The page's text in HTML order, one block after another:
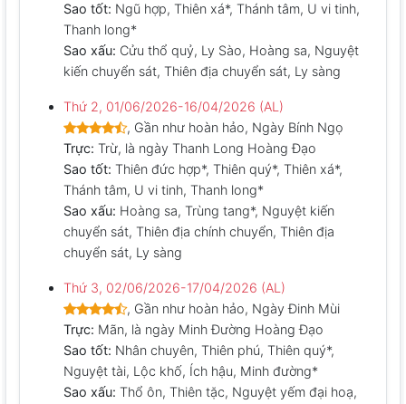
Sao tốt: Ngũ hợp, Thiên xá*, Thánh tâm, U vi tinh,
Thanh long*
Sao xấu: Cửu thổ quỷ, Ly Sào, Hoàng sa, Nguyệt
kiến chuyển sát, Thiên địa chuyển sát, Ly sàng
Thứ 2, 01/06/2026-16/04/2026 (AL)
, Gần như hoàn hảo, Ngày Bính Ngọ
Trực: Trừ, là ngày Thanh Long Hoàng Đạo
Sao tốt: Thiên đức hợp*, Thiên quý*, Thiên xá*,
Thánh tâm, U vi tinh, Thanh long*
Sao xấu: Hoàng sa, Trùng tang*, Nguyệt kiến
chuyển sát, Thiên địa chính chuyển, Thiên địa
chuyển sát, Ly sàng
Thứ 3, 02/06/2026-17/04/2026 (AL)
, Gần như hoàn hảo, Ngày Đinh Mùi
Trực: Mãn, là ngày Minh Đường Hoàng Đạo
Sao tốt: Nhân chuyên, Thiên phú, Thiên quý*,
Nguyệt tài, Lộc khố, Ích hậu, Minh đường*
Sao xấu: Thổ ôn, Thiên tặc, Nguyệt yếm đại hoạ,